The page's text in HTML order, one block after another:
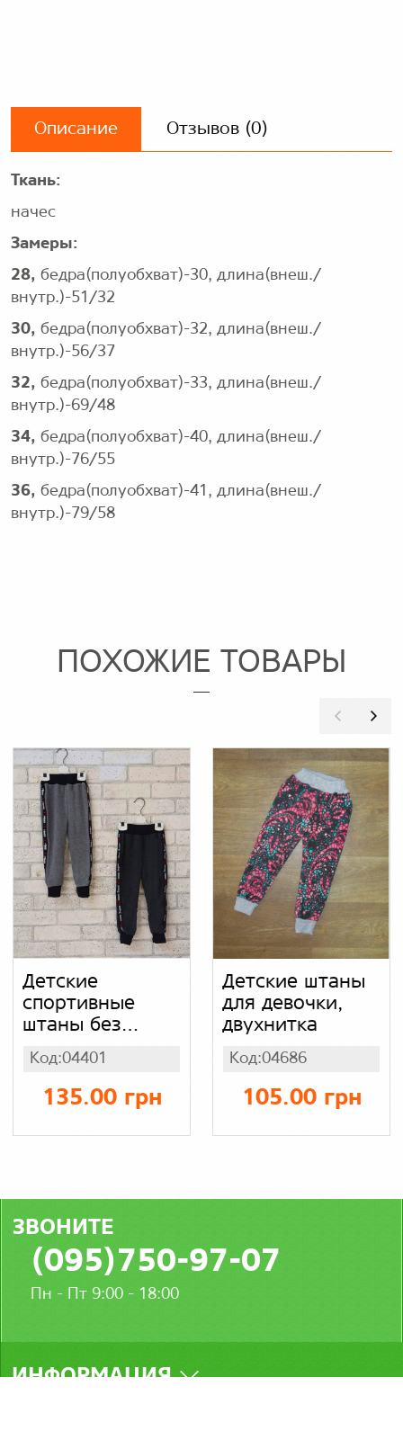
Описание Отзывов (0)
Ткань:
начес
Замеры:
28, бедра(полуобхват)-30, длина(внеш./
внутр.)-51/32
30, бедра(полуобхват)-32, длина(внеш./
внутр.)-56/37
32, бедра(полуобхват)-33, длина(внеш./
внутр.)-69/48
34, бедра(полуобхват)-40, длина(внеш./
внутр.)-76/55
36, бедра(полуобхват)-41, длина(внеш./
внутр.)-79/58
ПОХОЖИЕ ТОВАРЫ
Детские
спортивные
штаны без
карманов, с
лентой лампас,
на манжетах,
Код:04401
135.00 грн
Детские штаны
для девочки,
двухнитка
Код:04686
105.00 грн
ЗВОНИТЕ
(095)750-97-07
Пн - Пт 9:00 - 18:00
ИНФОРМАЦИЯ